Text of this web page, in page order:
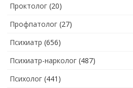
Проктолог (20)
Профпатолог (27)
Психиатр (656)
Психиатр-нарколог (487)
Психолог (441)